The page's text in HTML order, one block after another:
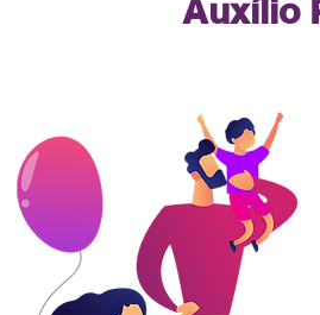
Auxílio